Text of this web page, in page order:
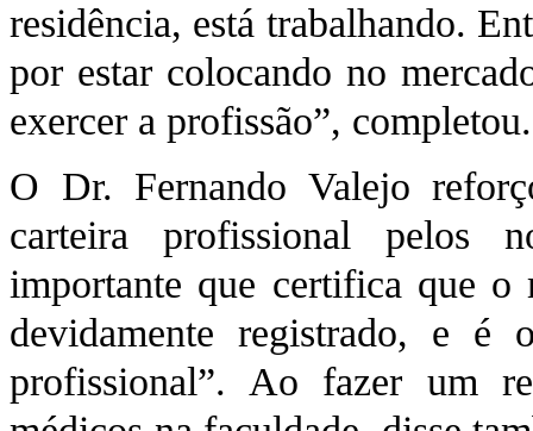
residência, está trabalhando.
por estar colocando no
exercer a profissão”, completou.
O Dr. Fernando Valejo
carteira profissional pelos
importante que certifica que o
devidamente registrado, e é
profissional”. Ao fazer um